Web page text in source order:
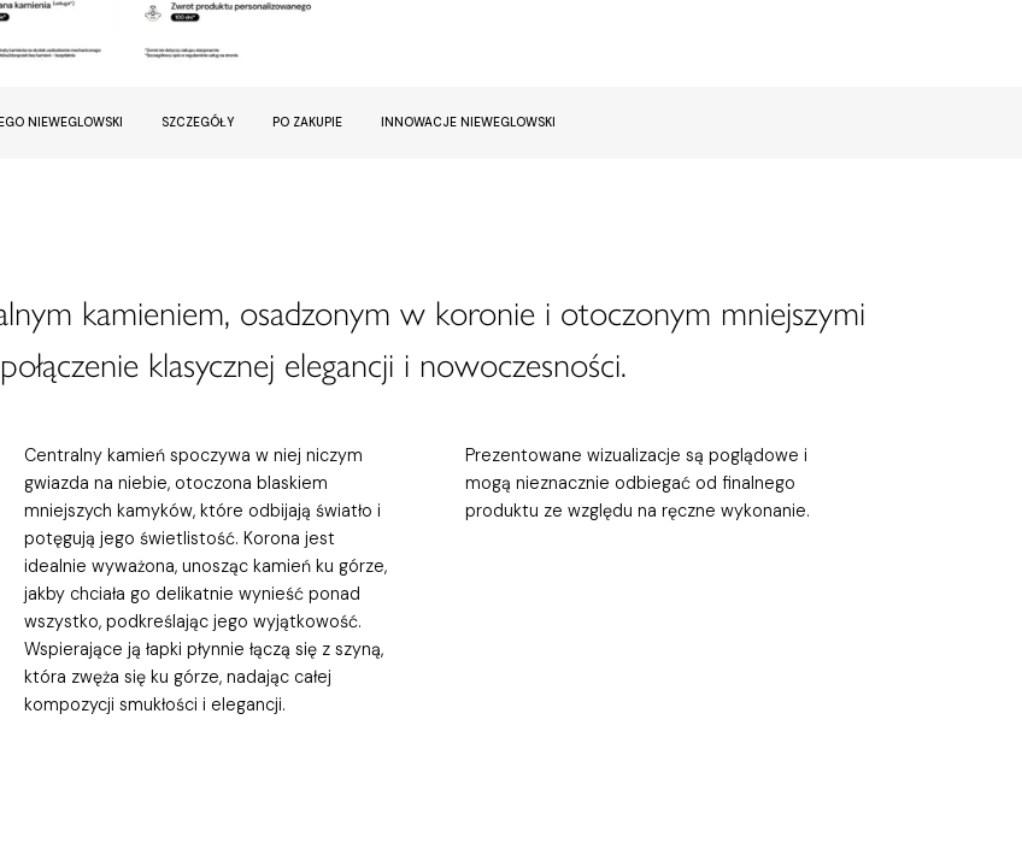
NIEWEGLOWSKI SZCZEGÓŁY PO ZAKUPIE INNOWACJE NIEWEGLOWSKI
kamieniem, osadzonym w koronie i otoczonym mniejszymi
klasycznej elegancji i nowoczesności.
Centralny kamień spoczywa w niej niczym
gwiazda na niebie, otoczona blaskiem
mniejszych kamyków, które odbijają światło i
potęgują jego świetlistość. Korona jest
idealnie wyważona, unosząc kamień ku górze,
jakby chciała go delikatnie wynieść ponad
wszystko, podkreślając jego wyjątkowość.
Wspierające ją łapki płynnie łączą się z szyną,
która zwęża się ku górze, nadając całej
kompozycji smukłości i elegancji.
Prezentowane wizualizacje są poglądowe i
mogą nieznacznie odbiegać od finalnego
produktu ze względu na ręczne wykonanie.